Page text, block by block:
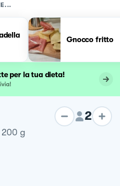
Gnocco fritto
per la tua dieta!
2
200 g